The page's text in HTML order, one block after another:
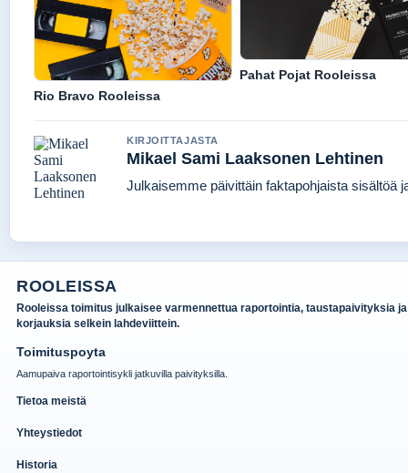
Rio Bravo Rooleissa
Pahat Pojat Rooleissa
KIRJOITTAJASTA
Mikael Sami Laaksonen Lehtinen
Julkaisemme päivittäin faktapohjaista sisältöä
ROOLEISSA
Rooleissa toimitus julkaisee varmennettua raportointia, taustapaivityksia ja
korjauksia selkein lahdeviittein.
Toimituspoyta
Aamupaiva raportointisykli jatkuvilla paivityksilla.
Tietoa meistä
Yhteystiedot
Historia